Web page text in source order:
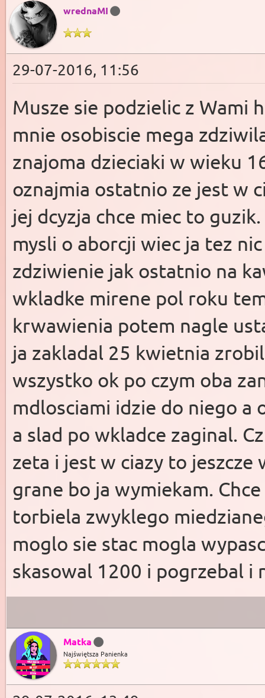
wrednaMI
29-07-2016, 11:56
Musze sie podzielic z Wami
mnie osobiscie mega
znajoma dzieciaki w wieku
oznajmia ostatnio ze jest w
jej dcyzja chce miec to
mysli o aborcji wiec ja tez
zdziwienie jak ostatnio na
wkladke mirene pol roku
krwawienia potem nagle
ja zakladal 25 kwietnia
wszystko ok po czym oba
mdlosciami idzie do niego a
a slad po wkladce zaginal.
zeta i jest w ciazy to
grane bo ja wymiekam.
torbiela zwyklego
moglo sie stac mogla
skasowal 1200 i pogrzebal i
Matka
Najświętsza Panienka